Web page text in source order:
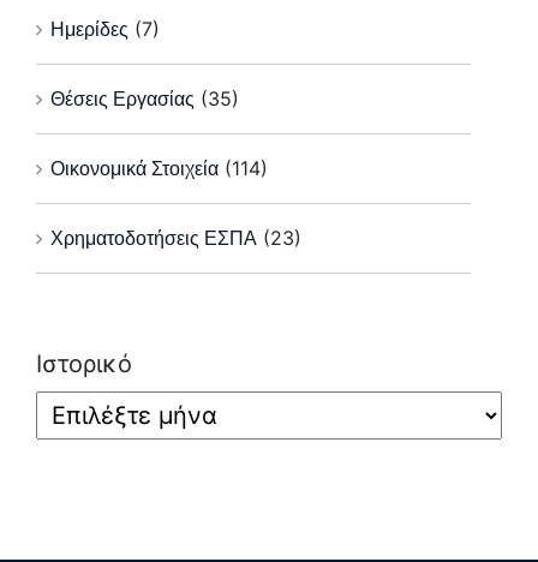
Ημερίδες (7)
Θέσεις Εργασίας (35)
Οικονομικά Στοιχεία (114)
Χρηματοδοτήσεις ΕΣΠΑ (23)
Ιστορικό